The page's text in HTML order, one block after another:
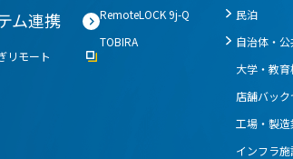
ム連携
リモート
RemoteLOCK 9j-Q
TOBIRA
民泊
自治体・
大学・教
店舗バッ
工場・製造
インフラ
選
が可能なビジネス業種のまと
のポイントと具体事例
の店舗運営の方法とは